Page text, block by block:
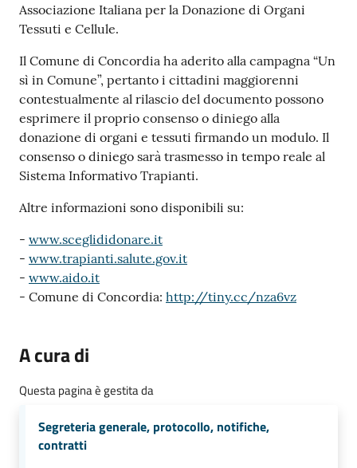
Associazione Italiana per la Donazione di Organi
Tessuti e Cellule.
Il Comune di Concordia ha aderito alla campagna “Un
sì in Comune”, pertanto i cittadini maggiorenni
contestualmente al rilascio del documento possono
esprimere il proprio consenso o diniego alla
donazione di organi e tessuti firmando un modulo. Il
consenso o diniego sarà trasmesso in tempo reale al
Sistema Informativo Trapianti.
Altre informazioni sono disponibili su:
- www.sceglididonare.it
- www.trapianti.salute.gov.it
- www.aido.it
- Comune di Concordia: http://tiny.cc/nza6vz
A cura di
Questa pagina è gestita da
Segreteria generale, protocollo, notifiche,
contratti